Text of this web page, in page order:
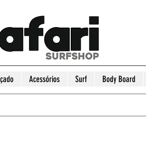
Acessórios Surf Body Board